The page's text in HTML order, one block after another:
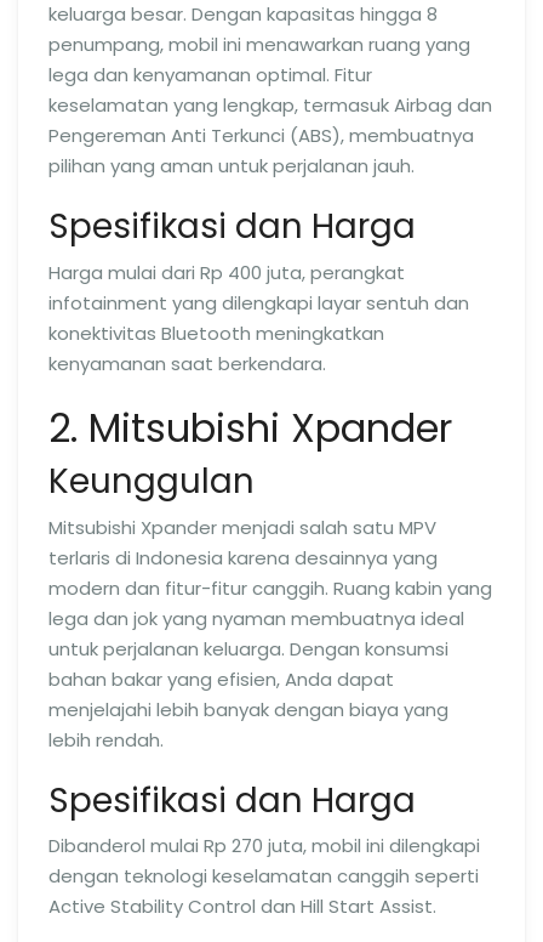
keluarga besar. Dengan kapasitas hingga 8
penumpang, mobil ini menawarkan ruang yang
lega dan kenyamanan optimal. Fitur
keselamatan yang lengkap, termasuk Airbag dan
Pengereman Anti Terkunci (ABS), membuatnya
pilihan yang aman untuk perjalanan jauh.
Spesifikasi dan Harga
Harga mulai dari Rp 400 juta, perangkat
infotainment yang dilengkapi layar sentuh dan
konektivitas Bluetooth meningkatkan
kenyamanan saat berkendara.
2. Mitsubishi Xpander
Keunggulan
Mitsubishi Xpander menjadi salah satu MPV
terlaris di Indonesia karena desainnya yang
modern dan fitur-fitur canggih. Ruang kabin yang
lega dan jok yang nyaman membuatnya ideal
untuk perjalanan keluarga. Dengan konsumsi
bahan bakar yang efisien, Anda dapat
menjelajahi lebih banyak dengan biaya yang
lebih rendah.
Spesifikasi dan Harga
Dibanderol mulai Rp 270 juta, mobil ini dilengkapi
dengan teknologi keselamatan canggih seperti
Active Stability Control dan Hill Start Assist.